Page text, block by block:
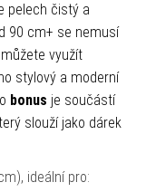
pelech čistý a
90 cm+ se nemusí
využít
stylový a moderní
bonus je součástí
slouží jako dárek
ideální pro: